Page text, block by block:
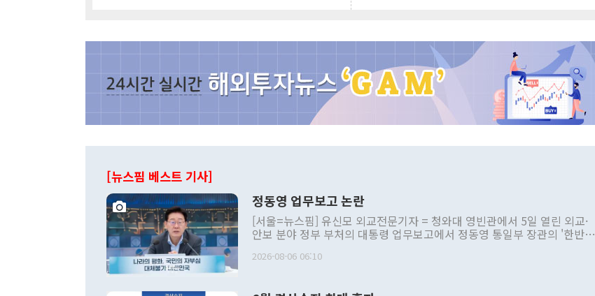
[뉴스핌 베스트 기사]
정동영 업무보고 논란
[서울=뉴스핌] 유신모 외교전문기자 = 청와대 영빈관에서 5일 열린 외교·
안보 분야 정부 부처의 대통령 업무보고에서 정동영 통일부 장관의 '한반도
발언 중에는 정부 내 조율을 거치지 않은 사안을 정책으로 추진하겠다고 공
2026-08-06 06:10